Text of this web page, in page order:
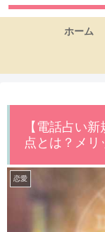
ホーム
【電話占い
点とは？メリ
恋愛